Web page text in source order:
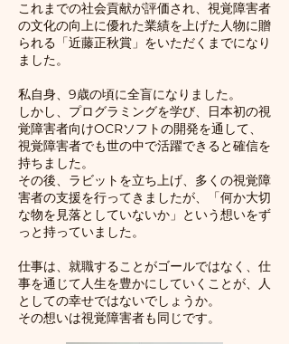
これまでの社会貢献が評価され、視覚障害者
の文化の向上に優れた業績を上げた人物に贈
られる「近藤正秋賞」をいただくまでになり
ました。
私自身、9歳の頃に全盲になりました。
しかし、プログラミングを学び、日本初の視
覚障害者向けOCRソフトの開発を通して、
視覚障害者でも世の中で活躍できると確信を
持ちました。
その後、ラビットを立ち上げ、多くの視覚障
害者の支援を行ってきましたが、「何か大切
な物を見落としていないか」という想いをず
っと持っていました。
仕事は、就職することがゴールではなく、仕
事を通じて人生を豊かにしていくことが、人
としての幸せではないでしょうか。
その想いは視覚障害者も同じです。